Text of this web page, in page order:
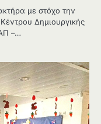
με στόχο την
Δημιουργικής
–…